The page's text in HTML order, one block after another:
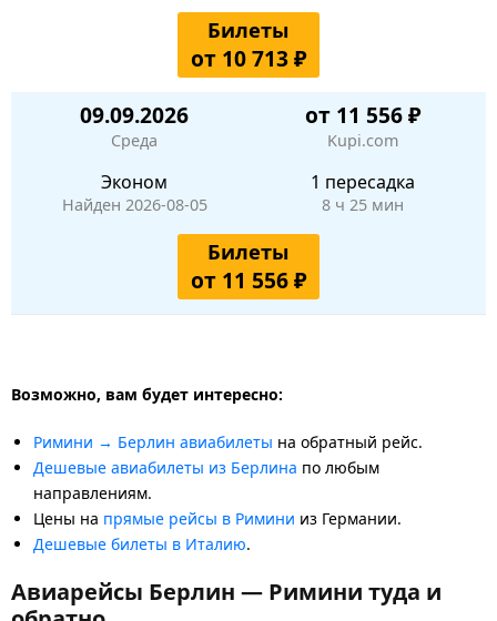
Билеты
от 10 713 ₽
09.09.2026
Среда
от 11 556 ₽
Kupi.com
Эконом
Найден 2026-08-05
1 пересадка
8 ч 25 мин
Билеты
от 11 556 ₽
Возможно, вам будет интересно:
Римини → Берлин авиабилеты на обратный рейс.
Дешевые авиабилеты из Берлина по любым
направлениям.
Цены на прямые рейсы в Римини из Германии.
Дешевые билеты в Италию.
Авиарейсы Берлин — Римини туда и